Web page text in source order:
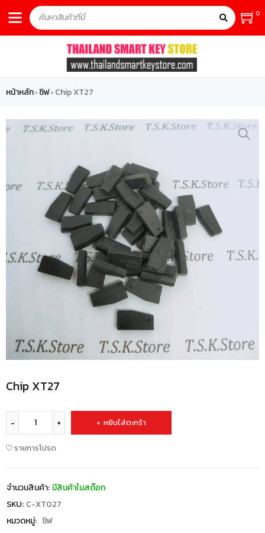
0
หน้าหลัก› ชิฟ› Chip XT27
Chip XT27
หยิบใส่ตะกร้า
รายการโปรด
จำนวนสินค้า: มีสินค้าในสต๊อก
SKU: C-XT027
หมวดหมู่: ชิฟ